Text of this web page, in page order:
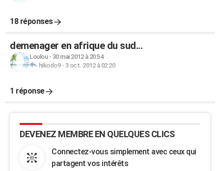
18 réponses
demenager en afrique du sud...
Loulou- 30 mai 2012 à 20:54
hikodo9- 3 oct. 2012 à 02:20
1 réponse
DEVENEZ MEMBRE EN QUELQUES CLICS
Connectez-vous simplement avec ceux qui
partagent vos intérêts